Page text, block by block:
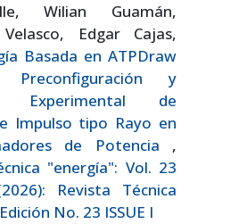
Wilian Guamán,
Edgar Cajas,
Basada en ATPDraw
y
Experimental de
Impulso tipo Rayo en
de Potencia ,
"energía": Vol. 23
Revista Técnica
No. 23 ISSUE I